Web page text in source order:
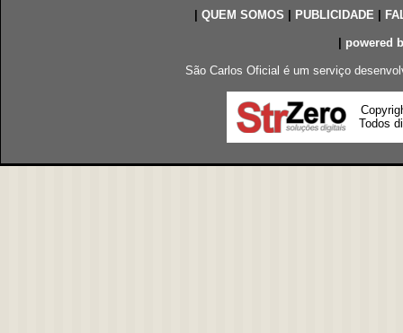
QUEM SOMOS PUBLICIDADE|
powered
São Carlos Oficial é um serviço
Todos